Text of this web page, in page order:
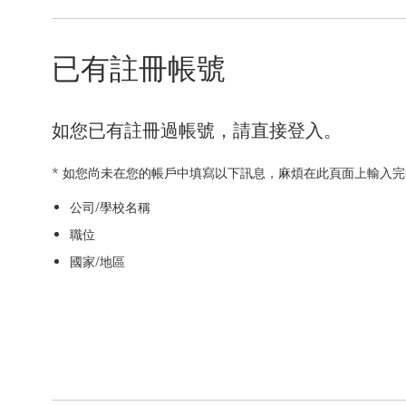
已有註冊帳號
如您已有註冊過帳號，請直接登入。
* 如您尚未在您的帳戶中填寫以下訊息，麻煩在此頁面上輸入完
公司/學校名稱
職位
國家/地區